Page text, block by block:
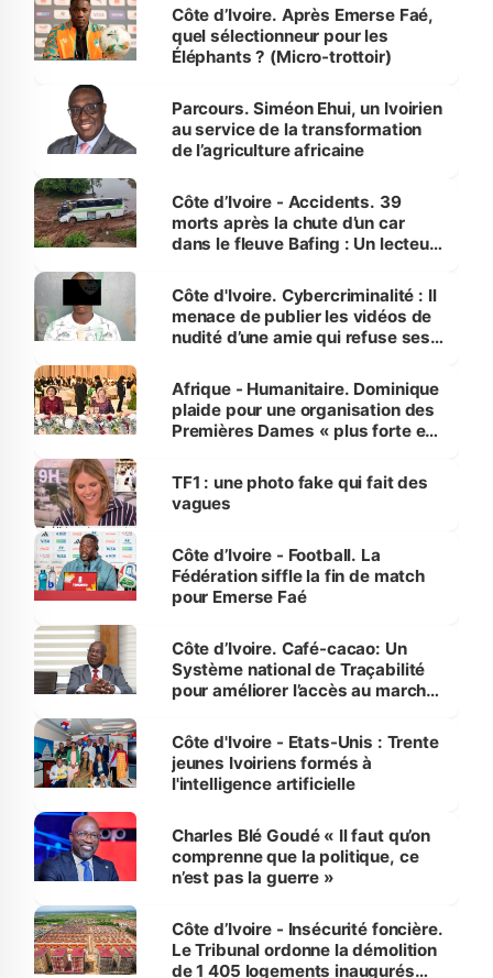
Côte d’Ivoire. Après Emerse Faé,
quel sélectionneur pour les
Éléphants ? (Micro-trottoir)
Parcours. Siméon Ehui, un Ivoirien
au service de la transformation
de l’agriculture africaine
Côte d’Ivoire - Accidents. 39
morts après la chute d’un car
dans le fleuve Bafing : Un lecteur
des Transports
Côte d'Ivoire. Cybercriminalité : Il
menace de publier les vidéos de
nudité d’une amie qui refuse ses
Afrique - Humanitaire. Dominique
plaide pour une organisation des
Premières Dames « plus forte et
sur la scène internationale »
TF1 : une photo fake qui fait des
vagues
Côte d’Ivoire - Football. La
Fédération siffle la fin de match
pour Emerse Faé
Côte d’Ivoire. Café-cacao: Un
Système national de Traçabilité
pour améliorer l’accès au marché
Côte d'Ivoire - Etats-Unis : Trente
jeunes Ivoiriens formés à
l'intelligence artificielle
Charles Blé Goudé « Il faut qu’on
comprenne que la politique, ce
n’est pas la guerre »
Côte d’Ivoire - Insécurité foncière.
Le Tribunal ordonne la démolition
de 1 405 logements inaugurés